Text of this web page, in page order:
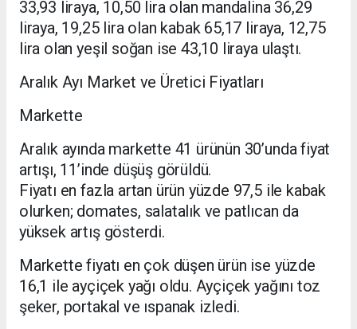
33,93 liraya, 10,50 lira olan mandalina 36,29
liraya, 19,25 lira olan kabak 65,17 liraya, 12,75
lira olan yeşil soğan ise 43,10 liraya ulaştı.
Aralık Ayı Market ve Üretici Fiyatları
Markette
Aralık ayında markette 41 ürünün 30’unda fiyat
artışı, 11’inde düşüş görüldü.
Fiyatı en fazla artan ürün yüzde 97,5 ile kabak
olurken; domates, salatalık ve patlıcan da
yüksek artış gösterdi.
Markette fiyatı en çok düşen ürün ise yüzde
16,1 ile ayçiçek yağı oldu. Ayçiçek yağını toz
şeker, portakal ve ıspanak izledi.